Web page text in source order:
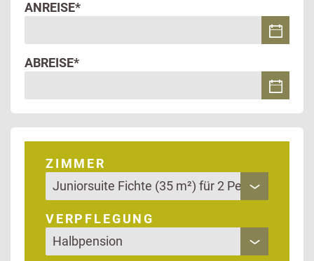
ANREISE*
ABREISE*
ZIMMER
VERPFLEGUNG